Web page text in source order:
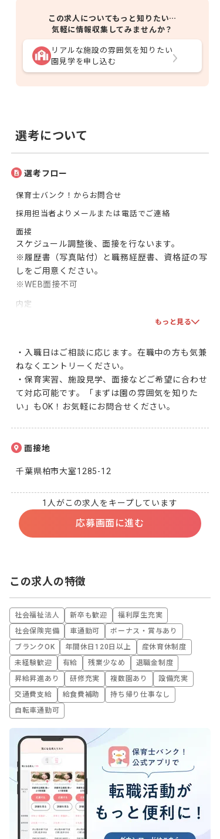
この求人についてもっと知りたい…
気軽に情報収集してみませんか？
リアルな施設の雰囲気を知りたい
園見学を申し込む
選考について
選考フロー
保育士バンク！からお問合せ
採用担当者よりメールまたは電話でご連絡
面接
スケジュール調整後、面接を行ないます。
※履歴書（写真貼付）と職務経歴書、資格証の写
しをご用意ください。
※WEB面接不可
内定
もっと見る
・入職日はご相談に応じます。在職中の方も気兼
ねなくエントリーください。
・保育実習、施設見学、面接などご希望に合わせ
て対応可能です。「まずは園の雰囲気を知りた
い」もOK！お気軽にお問合せください。
面接地
千葉県柏市大室1285-12
1人がこの求人をキープしています
応募画面に進む
この求人の特徴
社会福祉法人 新卒も歓迎
福利厚生充実
社会保険完備
車通勤可
ボーナス・賞与あり
ブランクOK
年間休日120日以上
産休育休制度
未経験歓迎
有給 残業少なめ
退職金制度
昇給昇進あり
研修充実 複数園あり
設備充実
交通費支給
給食費補助
持ち帰り仕事なし
自転車通勤可